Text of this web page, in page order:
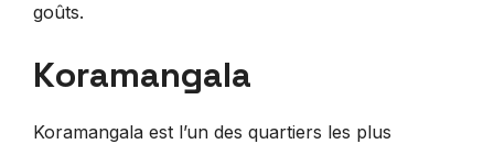
goûts.
Koramangala
Koramangala est l’un des quartiers les plus